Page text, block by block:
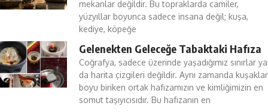
mekanlar değildir. Bu topraklarda camiler,
yüzyıllar boyunca sadece insana değil; kuşa,
kediye, köpeğe
Gelenekten Geleceğe Tabaktaki Hafıza
Coğrafya, sadece üzerinde yaşadığımız sınırlar ya
da harita çizgileri değildir. Aynı zamanda kuşaklar
boyu biriken ortak hafızamızın ve kimliğimizin en
somut taşıyıcısıdır. Bu hafızanın en